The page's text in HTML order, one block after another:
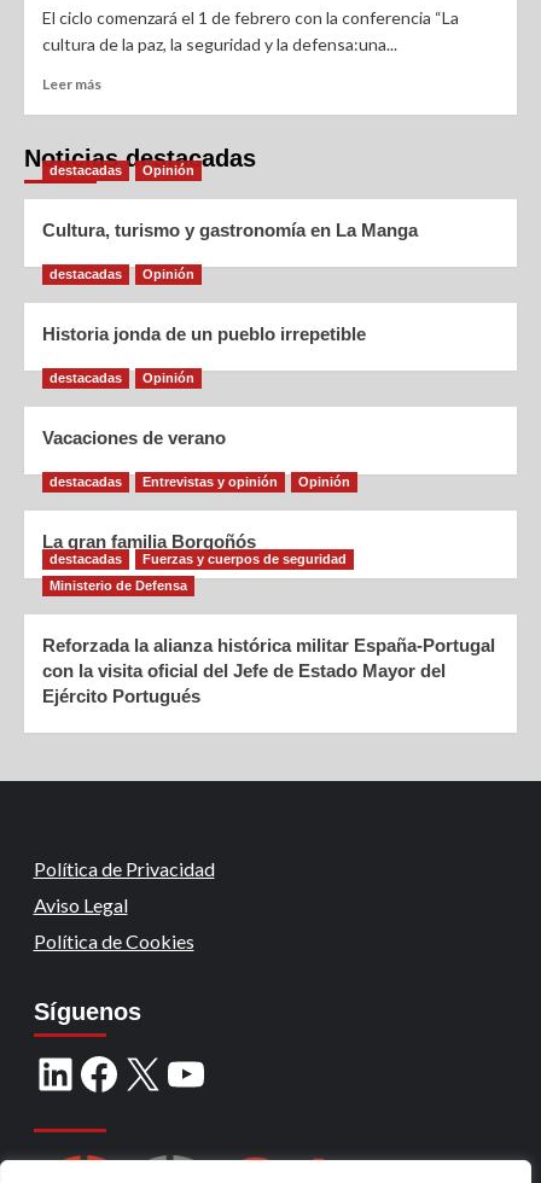
El ciclo comenzará el 1 de febrero con la conferencia “La
cultura de la paz, la seguridad y la defensa:una...
Leer más
Noticias destacadas
destacadas Opinión
Cultura, turismo y gastronomía en La Manga
destacadas Opinión
Historia jonda de un pueblo irrepetible
destacadas Opinión
Vacaciones de verano
destacadas Entrevistas y opinión Opinión
La gran familia Borgoñós
destacadas
Fuerzas y cuerpos de seguridad
Ministerio de Defensa
Reforzada la alianza histórica militar España-Portugal
con la visita oficial del Jefe de Estado Mayor del
Ejército Portugués
Política de Privacidad
Aviso Legal
Política de Cookies
Síguenos